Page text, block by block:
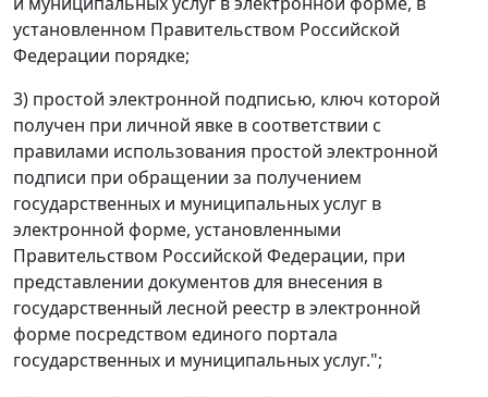
установленном Правительством Российской
Федерации порядке;
3) простой электронной подписью, ключ которой
получен при личной явке в соответствии с
правилами использования простой электронной
подписи при обращении за получением
государственных и муниципальных услуг в
электронной форме, установленными
Правительством Российской Федерации, при
представлении документов для внесения в
государственный лесной реестр в электронной
форме посредством единого портала
государственных и муниципальных услуг.";